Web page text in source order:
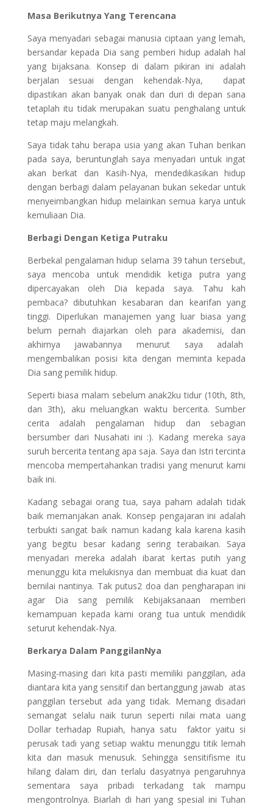
Masa Berikutnya Yang Terencana
Saya menyadari sebagai manusia ciptaan yang lemah,
bersandar kepada Dia sang pemberi hidup adalah hal
yang bijaksana. Konsep di dalam pikiran ini adalah
berjalan sesuai dengan kehendak-Nya, dapat
dipastikan akan banyak onak dan duri di depan sana
tetaplah itu tidak merupakan suatu penghalang untuk
tetap maju melangkah.
Saya tidak tahu berapa usia yang akan Tuhan berikan
pada saya, beruntunglah saya menyadari untuk ingat
akan berkat dan Kasih-Nya, mendedikasikan hidup
dengan berbagi dalam pelayanan bukan sekedar untuk
menyeimbangkan hidup melainkan semua karya untuk
kemuliaan Dia.
Berbagi Dengan Ketiga Putraku
Berbekal pengalaman hidup selama 39 tahun tersebut,
saya mencoba untuk mendidik ketiga putra yang
dipercayakan oleh Dia kepada saya. Tahu kah
pembaca? dibutuhkan kesabaran dan kearifan yang
tinggi. Diperlukan manajemen yang luar biasa yang
belum pernah diajarkan oleh para akademisi, dan
akhirnya jawabannya menurut saya adalah
mengembalikan posisi kita dengan meminta kepada
Dia sang pemilik hidup.
Seperti biasa malam sebelum anak2ku tidur (10th, 8th,
dan 3th), aku meluangkan waktu bercerita. Sumber
cerita adalah pengalaman hidup dan sebagian
bersumber dari Nusahati ini :). Kadang mereka saya
suruh bercerita tentang apa saja. Saya dan Istri tercinta
mencoba mempertahankan tradisi yang menurut kami
baik ini.
Kadang sebagai orang tua, saya paham adalah tidak
baik memanjakan anak. Konsep pengajaran ini adalah
terbukti sangat baik namun kadang kala karena kasih
yang begitu besar kadang sering terabaikan. Saya
menyadari mereka adalah ibarat kertas putih yang
menunggu kita melukisnya dan membuat dia kuat dan
bernilai nantinya. Tak putus2 doa dan pengharapan ini
agar Dia sang pemilik Kebijaksanaan memberi
kemampuan kepada kami orang tua untuk mendidik
seturut kehendak-Nya.
Berkarya Dalam PanggilanNya
Masing-masing dari kita pasti memiliki panggilan, ada
diantara kita yang sensitif dan bertanggung jawab atas
panggilan tersebut ada yang tidak. Memang disadari
semangat selalu naik turun seperti nilai mata uang
Dollar terhadap Rupiah, hanya satu faktor yaitu si
perusak tadi yang setiap waktu menunggu titik lemah
kita dan masuk menusuk. Sehingga sensitifisme itu
hilang dalam diri, dan terlalu dasyatnya pengaruhnya
sementara saya pribadi terkadang tak mampu
mengontrolnya. Biarlah di hari yang spesial ini Tuhan